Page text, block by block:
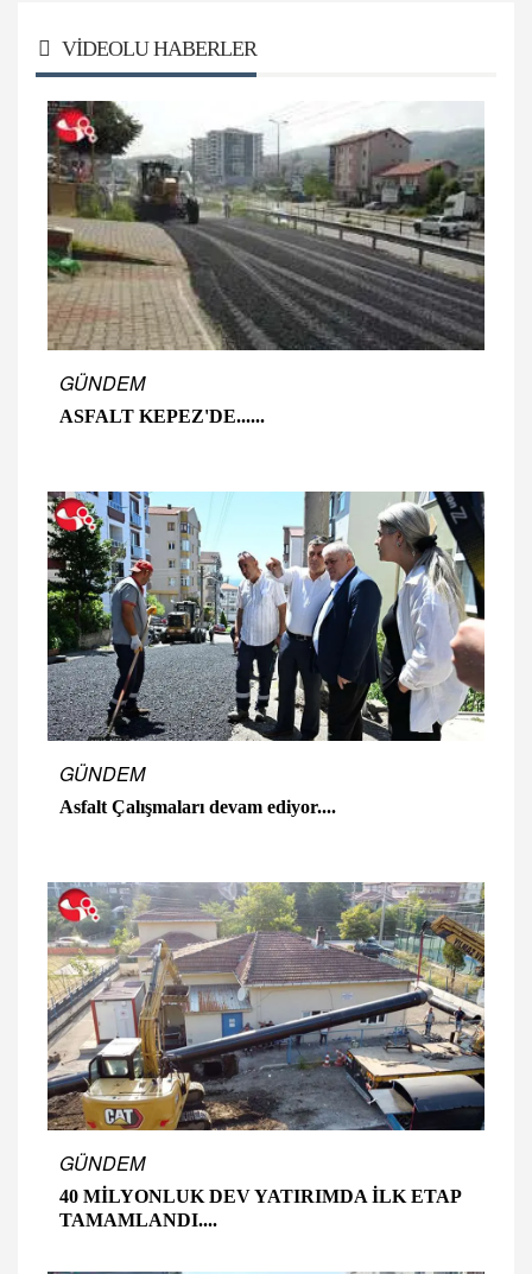
VIDEOLU HABERLER
GÜNDEM
ASFALT KEPEZ'DE......
GÜNDEM
Asfalt Çalışmaları devam ediyor....
GÜNDEM
40 MİLYONLUK DEV YATIRIMDA İLK ETAP
TAMAMLANDI....